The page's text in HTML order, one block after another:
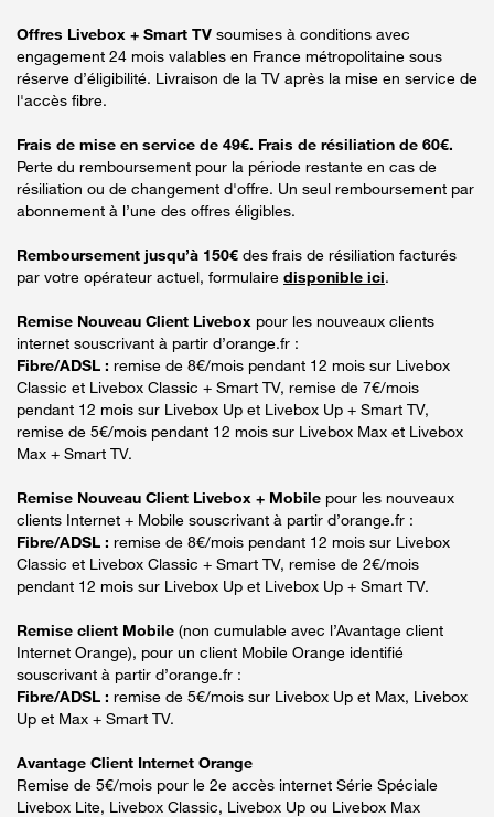
Offres Livebox + Smart TV soumises à conditions avec
engagement 24 mois valables en France métropolitaine sous
réserve d’éligibilité. Livraison de la TV après la mise en service de
l'accès fibre.
Frais de mise en service de 49€. Frais de résiliation de 60€.
Perte du remboursement pour la période restante en cas de
résiliation ou de changement d'offre. Un seul remboursement par
abonnement à l’une des offres éligibles.
Remboursement jusqu’à 150€ des frais de résiliation facturés
par votre opérateur actuel, formulaire disponible ici.
Remise Nouveau Client Livebox pour les nouveaux clients
internet souscrivant à partir d’orange.fr :
Fibre/ADSL : remise de 8€/mois pendant 12 mois sur Livebox
Classic et Livebox Classic + Smart TV, remise de 7€/mois
pendant 12 mois sur Livebox Up et Livebox Up + Smart TV,
remise de 5€/mois pendant 12 mois sur Livebox Max et Livebox
Max + Smart TV.
Remise Nouveau Client Livebox + Mobile pour les nouveaux
clients Internet + Mobile souscrivant à partir d’orange.fr :
Fibre/ADSL : remise de 8€/mois pendant 12 mois sur Livebox
Classic et Livebox Classic + Smart TV, remise de 2€/mois
pendant 12 mois sur Livebox Up et Livebox Up + Smart TV.
Remise client Mobile (non cumulable avec l’Avantage client
Internet Orange), pour un client Mobile Orange identifié
souscrivant à partir d’orange.fr :
Fibre/ADSL : remise de 5€/mois sur Livebox Up et Max, Livebox
Up et Max + Smart TV.
Avantage Client Internet Orange
Remise de 5€/mois pour le 2e accès internet Série Spéciale
Livebox Lite, Livebox Classic, Livebox Up ou Livebox Max